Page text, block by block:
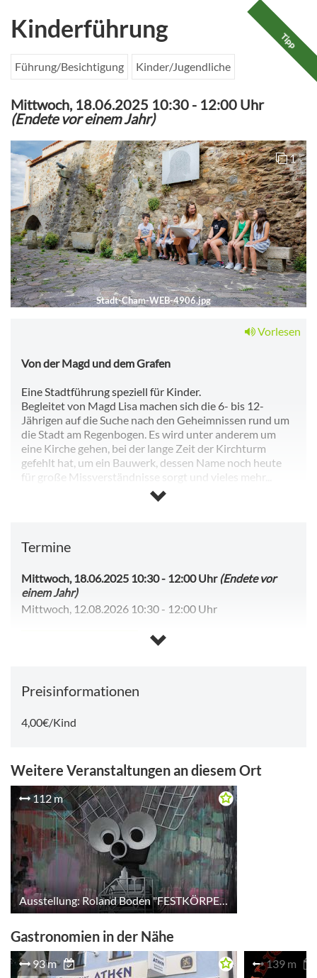
Kinderführung Tipp
Führung/Besichtigung Kinder/Jugendliche
Mittwoch, 18.06.2025 10:30 - 12:00 Uhr
(Endete vor einem Jahr)
Stadt-Cham-WEB-4906.jpg
1
Vorlesen
Von der Magd und dem Grafen
Eine Stadtführung speziell für Kinder.
Begleitet von Magd Lisa machen sich die 6- bis 12-
Jährigen auf die Suche nach den Geheimnissen rund um
die Stadt am Regenbogen. Es wird unter anderem um
eine Kirche gehen, bei der lange Zeit der Kirchturm
gefehlt hat, um ein Bauwerk, dessen Name noch heute
für große Missverständnisse sorgt und vieles mehr...
Anmeldung: Tourist-Info Cham (09971-8579410)
Termine
Mittwoch, 18.06.2025 10:30- 12:00 Uhr(Endete vor
einem Jahr)
Mittwoch, 12.08.2026 10:30 - 12:00 Uhr
Preisinformationen
4,00€/Kind
Weitere Veranstaltungen an diesem Ort
112 m
Ausstellung: Roland Boden "FESTKÖRPERBETRACHTUNG"
Gastronomien in der Nähe
93 m 139 m